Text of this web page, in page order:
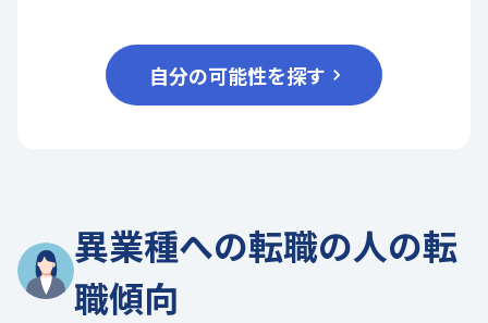
自分の可能性を探す
異業種への転職の人の転
職傾向